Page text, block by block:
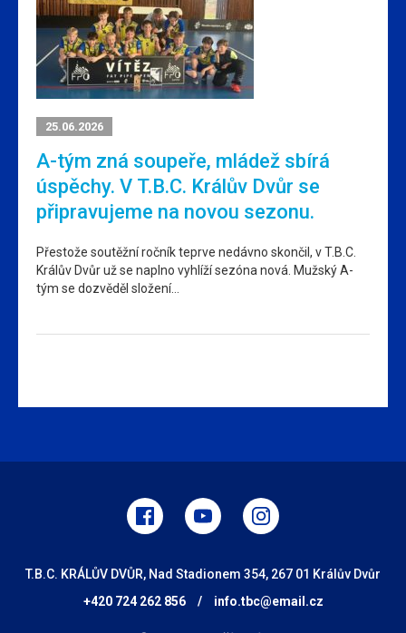
25.06.2026
A-tým zná soupeře, mládež sbírá
úspěchy. V T.B.C. Králův Dvůr se
připravujeme na novou sezonu.
Přestože soutěžní ročník teprve nedávno skončil, v T.B.C.
Králův Dvůr už se naplno vyhlíží sezóna nová. Mužský A-
tým se dozvěděl složení…
T.B.C. KRÁLŮV DVŮR, Nad Stadionem 354, 267 01 Králův Dvůr
+420 724 262 856
/ info.tbc@email.cz